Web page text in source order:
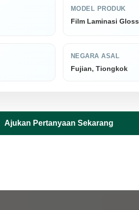
MODEL PRODUK
Film Laminasi Gloss
NEGARA ASAL
Fujian, Tiongkok
Ajukan Pertanyaan Sekarang